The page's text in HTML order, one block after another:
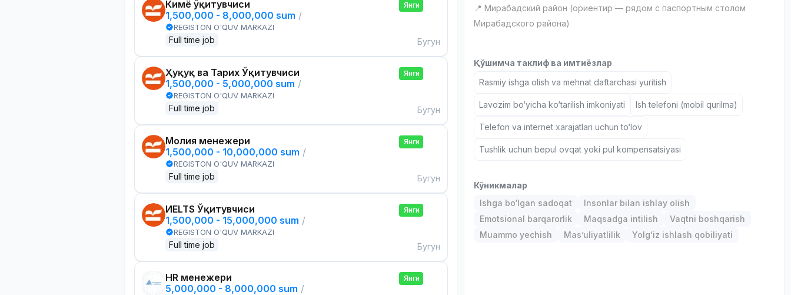
Кимё ўқитувчиси
1,500,000 - 8,000,000 sum /
REGISTON O'QUV MARKAZI
Full time job
Янги
Бугун
Ҳуқуқ ва Тарих Ўқитувчиси
1,500,000 - 5,000,000 sum /
REGISTON O'QUV MARKAZI
Full time job
Янги
Бугун
Молия менежери
1,500,000 - 10,000,000 sum /
REGISTON O'QUV MARKAZI
Full time job
Янги
Бугун
ИELTS Ўқитувчиси
1,500,000 - 15,000,000 sum /
REGISTON O'QUV MARKAZI
Full time job
Янги
Бугун
HR менежери
5,000,000 - 8,000,000 sum /
Янги
📍 Мирабадский район (ориентир — рядом с паспортным столом
Мирабадского района)
Қўшимча таклиф ва имтиёзлар
Rasmiy ishga olish va mehnat daftarchasi yuritish
Lavozim bo‘yicha ko‘tarilish imkoniyati Ish telefoni (mobil qurilma)
Telefon va internet xarajatlari uchun to‘lov
Tushlik uchun bepul ovqat yoki pul kompensatsiyasi
Кўникмалар
Ishga bo‘lgan sadoqat
Insonlar bilan ishlay olish
Emotsional barqarorlik
Maqsadga intilish
Vaqtni boshqarish
Muammo yechish
Mas’uliyatlilik Yolg‘iz ishlash qobiliyati